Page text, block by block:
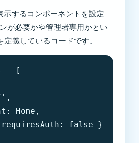
示するコンポーネントを設定
が必要かや管理者専用かとい
義しているコードです。
= [
Home,
false }